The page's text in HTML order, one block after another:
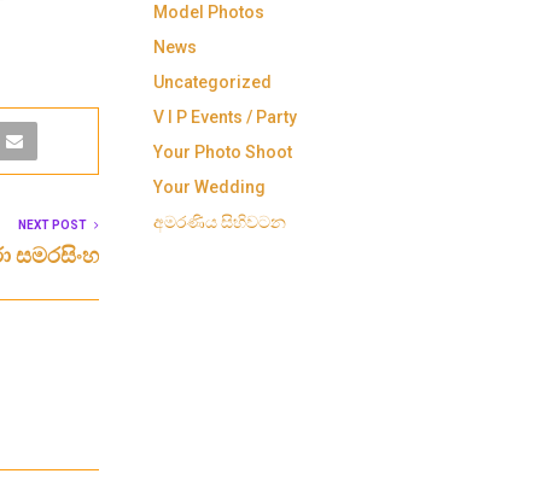
NEXT POST
සමරසිංහ
Model Photos
News
Uncategorized
V I P Events / Party
Your Photo Shoot
Your Wedding
අමරණිය සිහිවටන